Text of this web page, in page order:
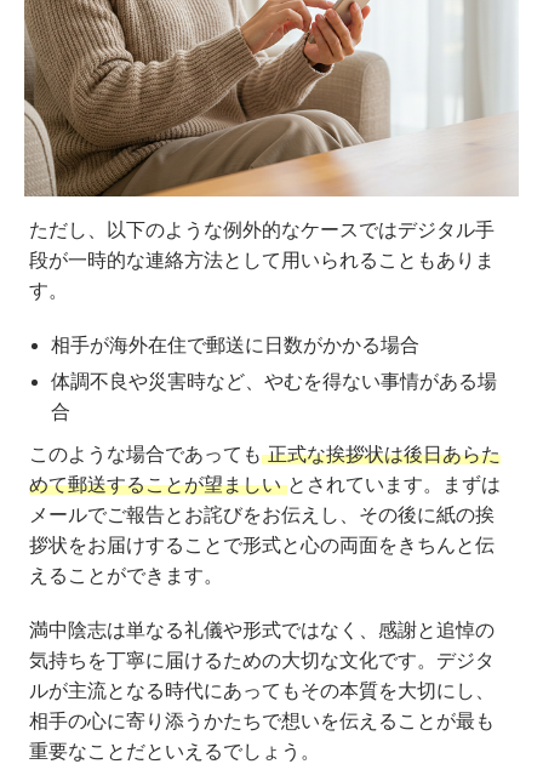
ただし、以下のような例外的なケースではデジタル手
段が一時的な連絡方法として用いられることもありま
す。
相手が海外在住で郵送に日数がかかる場合
体調不良や災害時など、やむを得ない事情がある場
合
このような場合であっても 正式な挨拶状は後日あらた
めて郵送することが望ましい とされています。まずは
メールでご報告とお詫びをお伝えし、その後に紙の挨
拶状をお届けすることで形式と心の両面をきちんと伝
えることができます。
満中陰志は単なる礼儀や形式ではなく、感謝と追悼の
気持ちを丁寧に届けるための大切な文化です。デジタ
ルが主流となる時代にあってもその本質を大切にし、
相手の心に寄り添うかたちで想いを伝えることが最も
重要なことだといえるでしょう。